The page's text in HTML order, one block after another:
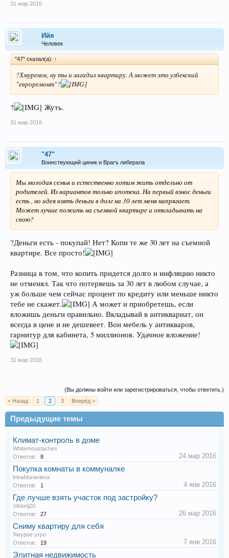
сделать.Но поскольку по закону пакости переезд всегда был
2007-2008 году хаты росли штука баксов в неделю,хоть вешайся
было на это смотреть. Что зарплаты стояли или вяло ползли
думаю в 2008году без меня знаешь.
Сейчас все мое. Ждал бы прямой покупки- ну имел бы десяток
тысяч зеленью в подвале и что? На эти деньги и сейчас хрен что
купишь.
старую, и любую надо, на табуретке спать не будешь. А вот
люди,ранее говорившие что ты дурак, в кабалу залез, глядя на
рассчитал, вы понаехали и все тут захватываете!". Послал прямо
через стол нахуй, несмотря что за столом была женщина,там
утерлись. И в бубен бы насовал, настроение было.
Ремонт сделал сам, все кроме окон и батарей. Мне не
сложно, заслуженный строитель России.
Так что в моей ситуации ипотека был выход. Не та страна, где
можно не бояться обесценивания вкладов и не то место, где
жилье никому не нужно.
Посмотреть вложение 51504
Посмотреть вложение 51506
Посмотреть вложение 51509
31 мар 2016
Ийя
Человек
"47" сказал(а): ↑
?Хмуренок, ну ты и загадил квартиру. А может это узбекский
"евроремонт"?
? Жуть.
31 мар 2016
"47"
Воинствующий циник и Врагъ либерала
Мы молодая семья и естественно хотим жить отдельно от
родителей. Из вариантов только ипотека. На первый взнос деньги
есть , но идея взять деньги в долг на 30 лет меня напрягает.
Может лучше пожить на съемной квартире и откладывать на
свою?
?Деньги есть - покупай! Нет? Копи те же 30 лет на съемной
квартире. Все просто!
Разница в том, что копить придется долго и инфляцию никто
не отменял. Так что потеряешь за 30 лет в любом случае, а
уж больше чем сейчас процент по кредиту или меньше никто
тебе не скажет.
А может и приобретешь, если
вложишь деньги правильно. Вкладывай в антиквариат, он
всегда в цене и не дешевеет. Вон мебель у антикваров,
гарнитур для кабинета, 5 миллионов. Удачное вложение!
31 мар 2016
(Вы должны войти или зарегистрироваться, чтобы ответить.)
< Назад
1 2 3 Вперёд >
Предыдущие темы
Климат-контроль в доме
Whitemoustaches
Ответов:
8 24 мар 2016
Покупка комнаты в коммуналке
IrinaMuravieva
Ответов:
1 4 янв 2016
Где лучше взять участок под застройку?
Viktorij20
Ответов:
27 26 мар 2016
Сниму квартиру для себя
Хмурое утро
Ответов:
19 7 янв 2016
Элитная недвижимость